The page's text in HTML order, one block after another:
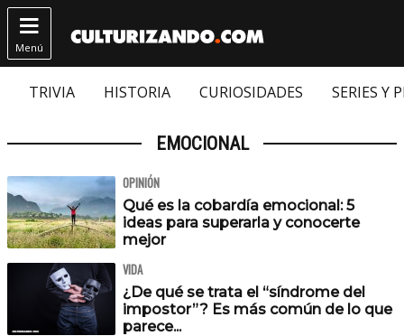

Menú
TRIVIA HISTORIA CURIOSIDADES SERIES Y
EMOCIONAL
OPINIÓN
Qué es la cobardía emocional: 5
ideas para superarla y conocerte
mejor
VIDA
¿De qué se trata el “síndrome del
impostor”? Es más común de lo que
parece...